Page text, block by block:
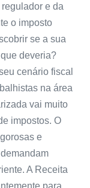
e da
o imposto
se a sua
deveria?
cenário fiscal
na área
vai muito
impostos. O
e
A Receita
para